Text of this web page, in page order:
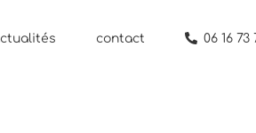
contact 06 16 73